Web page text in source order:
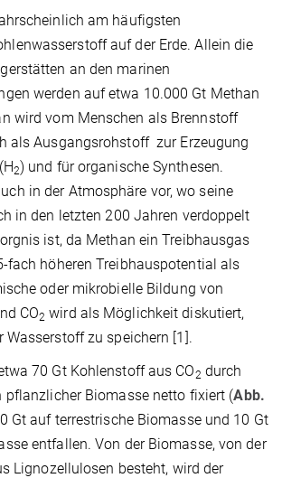
am häufigsten
auf der Erde. Allein die
an den marinen
werden auf etwa 10.000 Gt Methan
wird vom Menschen als Brennstoff
als Ausgangsrohstoff zur Erzeugung
2) und für organische Synthesen.
in der Atmosphäre vor, wo seine
in den letzten 200 Jahren verdoppelt
ist, da Methan ein Treibhausgas
fach höheren Treibhauspotential als
oder mikrobielle Bildung von
CO2 wird als Möglichkeit diskutiert,
Wasserstoff zu speichern [1].
70 Gt Kohlenstoff aus CO2 durch
pflanzlicher Biomasse netto fixiert (Abb.
Gt auf terrestrische Biomasse und 10 Gt
entfallen. Von der Biomasse, von der
Lignozellulosen besteht, wird der